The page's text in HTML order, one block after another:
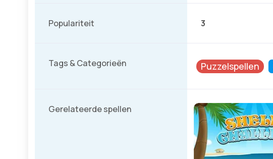
Populariteit 3
Tags & Categorieën Puzzelspellen
Gerelateerde spellen